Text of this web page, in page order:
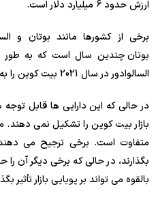
ارزش حدود 6 میلیارد دلار است.
برخی از کشورها مانند بوتان و
بوتان چندین سال است که به طور
السالوادور در سال 2021 بیت کوین را به عنوان ارز رسمی پذیرفت.
در حالی که این دارایی ها قابل
بازار بیت کوین را تشکیل نمی دهند.
متفاوت است. برخی ترجیح می
بگذارند، در حالی که برخی دیگر آن
بالقوه می تواند بر پویایی بازار تأثیر